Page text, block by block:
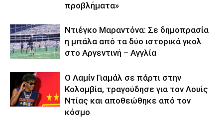
προβλήματα»
Ντιέγκο Μαραντόνα: Σε δημοπρασία
η μπάλα από τα δύο ιστορικά γκολ
στο Αργεντινή – Αγγλία
Ο Λαμίν Γιαμάλ σε πάρτι στην
Κολομβία, τραγούδησε για τον Λουίς
Ντίας και αποθεώθηκε από τον
κόσμο